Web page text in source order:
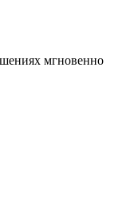
мгновенно